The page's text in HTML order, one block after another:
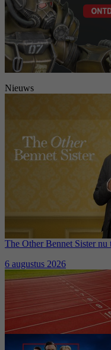
Nieuws
The Other Bennet Sister
6 augustus 2026